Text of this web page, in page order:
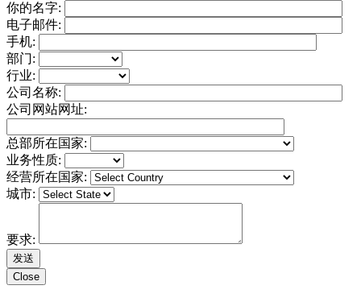
你的名字:
电子邮件:
手机:
部门:
行业:
公司名称:
公司网站网址:
总部所在国家:
业务性质:
经营所在国家:
城市:
要求:
Close